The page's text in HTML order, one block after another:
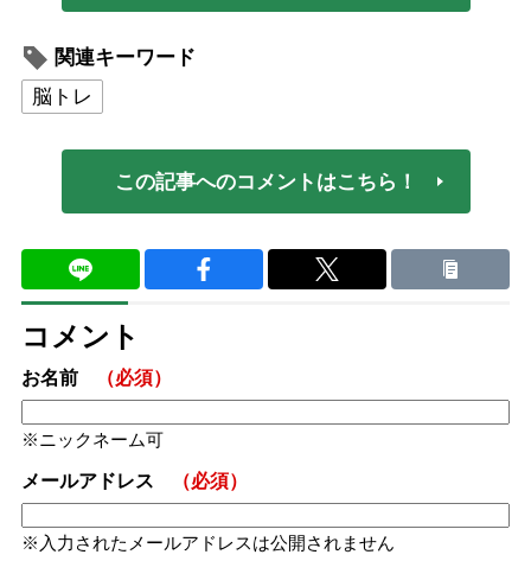
関連キーワード
脳トレ
この記事へのコメントはこちら！
コメント
お名前 （必須）
ニックネーム可
メールアドレス （必須）
入力されたメールアドレスは公開されません